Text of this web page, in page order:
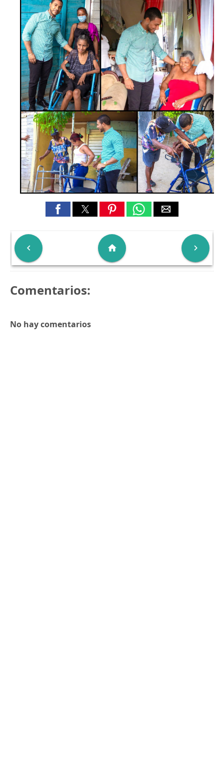
 
home
Comentarios:
No hay comentarios